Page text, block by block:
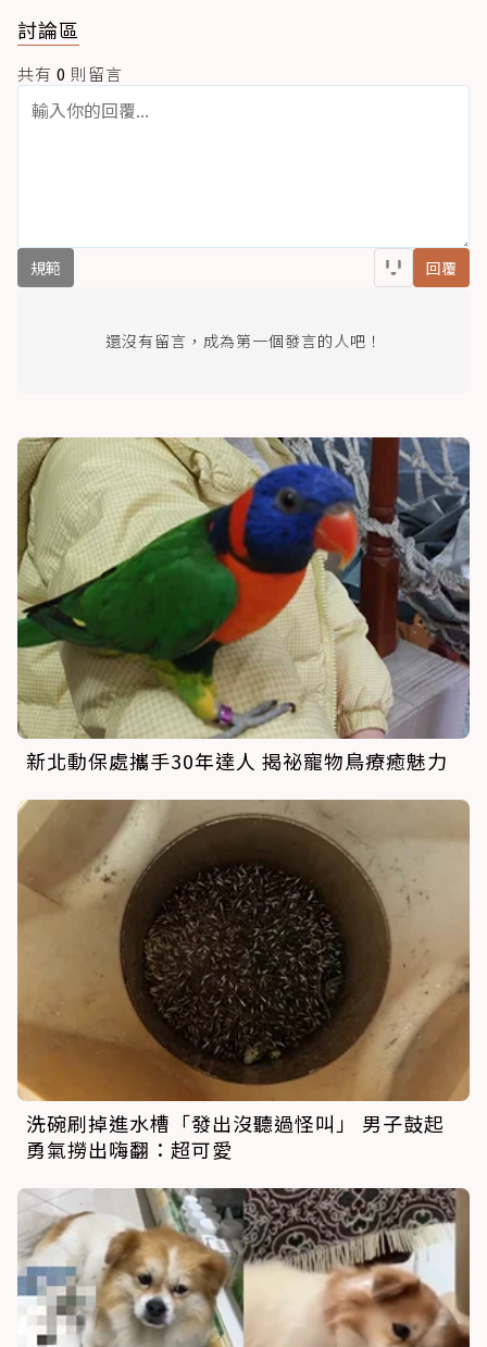
討論區
共有 0 則留言
規範 回覆
還沒有留言，成為第一個發言的人吧！
新北動保處攜手30年達人 揭祕寵物鳥療癒魅力
洗碗刷掉進水槽「發出沒聽過怪叫」 男子鼓起
勇氣撈出嗨翻：超可愛